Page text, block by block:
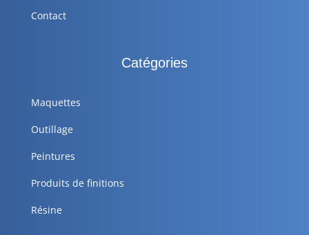
Contact
Catégories
Maquettes
Outillage
Peintures
Produits de finitions
Résine